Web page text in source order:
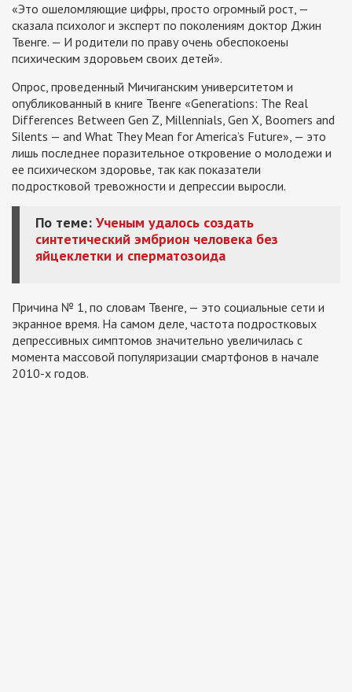
«Это ошеломляющие цифры, просто огромный рост, —
сказала психолог и эксперт по поколениям доктор Джин
Твенге. — И родители по праву очень обеспокоены
психическим здоровьем своих детей».
Опрос, проведенный Мичиганским университетом и
опубликованный в книге Твенге «Generations: The Real
Differences Between Gen Z, Millennials, Gen X, Boomers and
Silents — and What They Mean for America’s Future», — это
лишь последнее поразительное откровение о молодежи и
ее психическом здоровье, так как показатели
подростковой тревожности и депрессии выросли.
По теме: Ученым удалось создать
синтетический эмбрион человека без
яйцеклетки и сперматозоида
Причина № 1, по словам Твенге, — это социальные сети и
экранное время. На самом деле, частота подростковых
депрессивных симптомов значительно увеличилась с
момента массовой популяризации смартфонов в начале
2010-х годов.